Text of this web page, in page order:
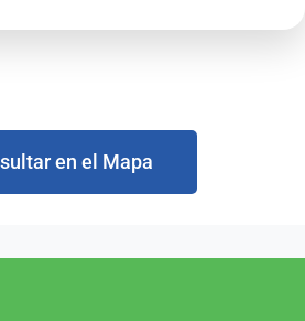
la ubicación de un
en el Mapa